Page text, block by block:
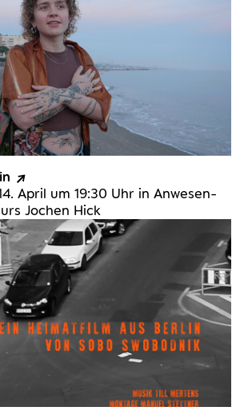
April um 19:30 Uhr in Anwe­sen­
Jochen Hick